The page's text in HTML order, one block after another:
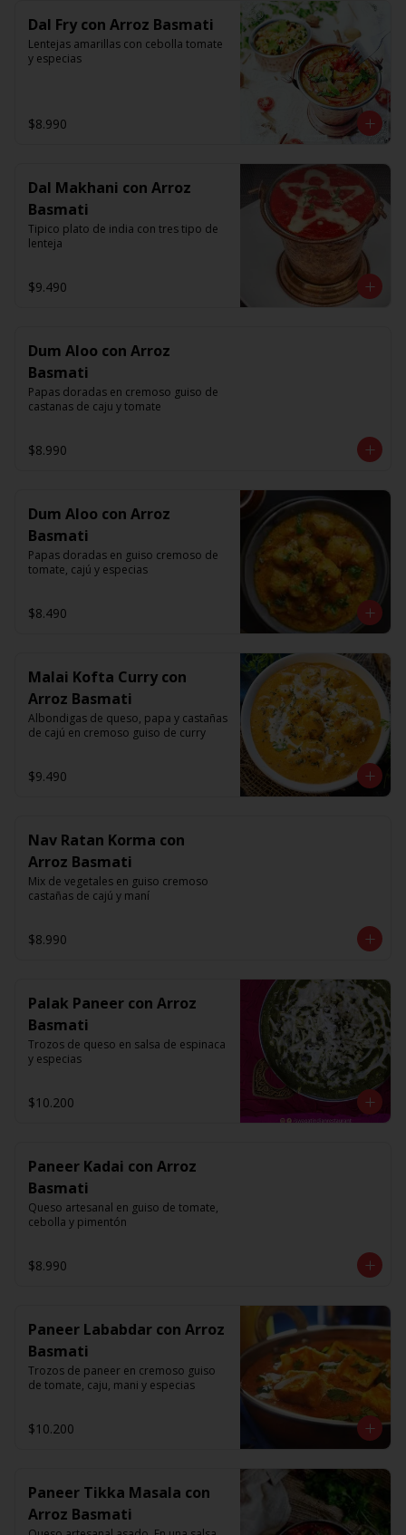
Dal Fry con Arroz Basmati
Lentejas amarillas con cebolla tomate
y especias
$8.990
Dal Makhani con Arroz
Basmati
Tipico plato de india con tres tipo de
lenteja
$9.490
Dum Aloo con Arroz
Basmati
Papas doradas en cremoso guiso de
castanas de caju y tomate
$8.990
Dum Aloo con Arroz
Basmati
Papas doradas en guiso cremoso de
tomate, cajú y especias
$8.490
Malai Kofta Curry con
Arroz Basmati
Albondigas de queso, papa y castañas
de cajú en cremoso guiso de curry
$9.490
Nav Ratan Korma con
Arroz Basmati
Mix de vegetales en guiso cremoso
castañas de cajú y maní
$8.990
Palak Paneer con Arroz
Basmati
Trozos de queso en salsa de espinaca
y especias
$10.200
Paneer Kadai con Arroz
Basmati
Queso artesanal en guiso de tomate,
cebolla y pimentón
$8.990
Paneer Lababdar con Arroz
Basmati
Trozos de paneer en cremoso guiso
de tomate, caju, mani y especias
$10.200
Paneer Tikka Masala con
Arroz Basmati